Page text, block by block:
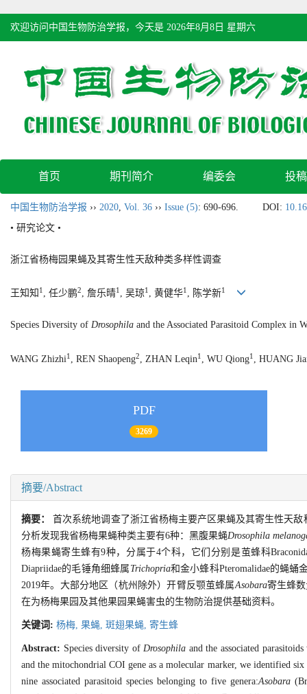
欢迎访问中国生物防治学报，今天是 2026年8月8日 星期六
首页 期刊简介 编委会 投
中国生物防治学报 ›› 2020, Vol. 36 ›› Issue (5): 690-696. DOI:
• 研究论文 •
浙江省杨梅园果蝇及其寄生性天敌种类多样性调查
王知知 1 , 任少鹏2, 詹乐晴1 , 吴琼1 , 黄健华1 , 陈学新1
Species Diversity of Drosophila and the Associated Parasitoid Complex in
WANG Zhizhi1 , REN Shaopeng2 , ZHAN Leqin1 , WU Qiong1 , HUANG
PDF
3269
摘要/Abstract
摘要：首次系统地调查了浙江省杨梅主要产区果蝇及其寄生性天
分析发现我省杨梅果蝇种类主要有6种：黑腹果蝇Drosophila
杨梅果蝇寄生蜂有9种，分属于4个科，它们分别是茧蜂科
Diapriidae的毛锤角细蜂属 Trichopria和金小蜂科Pteromalidae的蝇蛹
2019年。大部分地区（杭州除外）开臂反颚茧蜂属Asobara寄生蜂
在为杨梅果园及其他果园果蝇害虫的生物防治提供基础资料。
关键词: 杨梅, 果蝇, 斑翅果蝇, 寄生蜂
Abstract: Species diversity ofDrosophila and the associated
and the mitochondrial COI gene as a molecular marker, we identified
nine associated parasitoid species belonging to five genera:Asobara